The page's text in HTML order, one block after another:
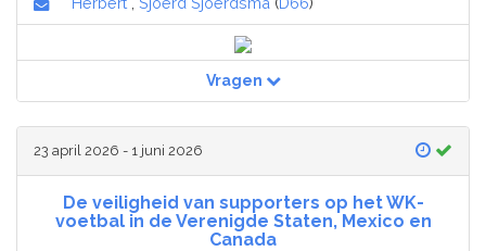
Vragen
23 april 2026 - 1 juni 2026
De veiligheid van supporters op het WK-
voetbal in de Verenigde Staten, Mexico en
Canada